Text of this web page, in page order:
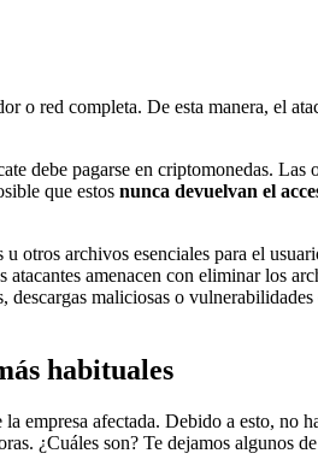
o red completa. De esta manera, el
debe pagarse en criptomonedas.
que estos nunca devuelvan el
u otros archivos esenciales para el
atacantes amenacen con eliminar los
maliciosas o
habituales
empresa afectada. Debido a esto, no
¿Cuáles son? Te dejamos algunos